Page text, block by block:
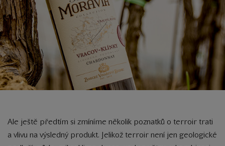
Ale ještě předtím si zmíníme několik poznatků o terroir trati
a vlivu na výsledný produkt. Jelikož terroir není jen geologické